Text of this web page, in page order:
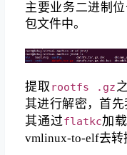
主要业务二进制位
包文件中。
提取 rootfs .gz
其进行解密，首先
其通过flatkc加载
vmlinux-to-elf去转